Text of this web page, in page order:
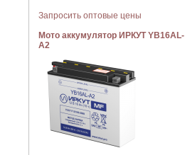
Запросить оптовые цены
Мото аккумулятор ИРКУТ YB16AL-
A2